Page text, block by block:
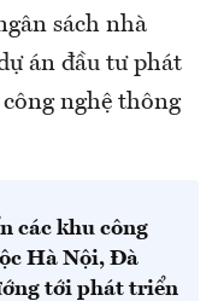
sách nhà
án đầu tư phát
nghệ thông
các khu công
Hà Nội, Đà
tới phát triển